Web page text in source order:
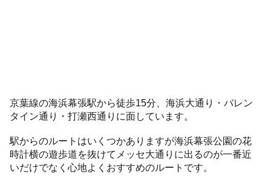
京葉線の海浜幕張駅から徒歩15分、海浜大通り・バレン
タイン通り・打瀬西通りに面しています。
駅からのルートはいくつかありますが海浜幕張公園の花
時計横の遊歩道を抜けてメッセ大通りに出るのが一番近
いだけでなく心地よくおすすめのルートです。